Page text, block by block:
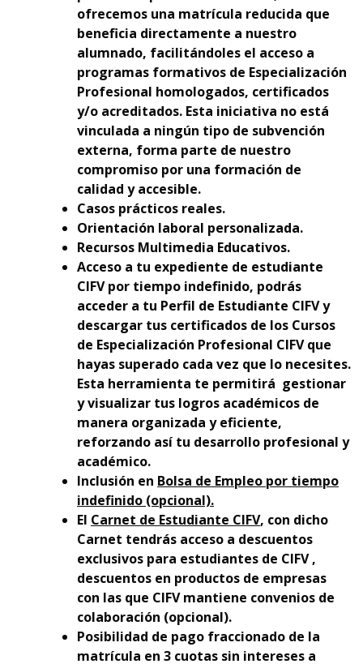
ofrecemos una matrícula reducida que
beneficia directamente a nuestro
alumnado, facilitándoles el acceso a
programas formativos de Especialización
Profesional homologados, certificados
y/o acreditados. Esta iniciativa no está
vinculada a ningún tipo de subvención
externa, forma parte de nuestro
compromiso por una formación de
calidad y accesible.
Casos prácticos reales.
Orientación laboral personalizada.
Recursos Multimedia Educativos.
Acceso a tu expediente de estudiante
CIFV por tiempo indefinido, podrás
acceder a tu Perfil de Estudiante CIFV y
descargar tus certificados de los Cursos
de Especialización Profesional CIFV que
hayas superado cada vez que lo necesites.
Esta herramienta te permitirá gestionar
y visualizar tus logros académicos de
manera organizada y eficiente,
reforzando así tu desarrollo profesional y
académico.
Inclusión en Bolsa de Empleo por tiempo
indefinido (opcional).
El Carnet de Estudiante CIFV, con dicho
Carnet tendrás acceso a descuentos
exclusivos para estudiantes de CIFV ,
descuentos en productos de empresas
con las que CIFV mantiene convenios de
colaboración (opcional).
Posibilidad de pago fraccionado de la
matrícula en 3 cuotas sin intereses a